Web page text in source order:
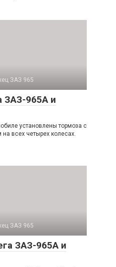
ЗАЗ 965
ЗАЗ-965А и
установлены тормоза с
всех четырех колесах.
ЗАЗ 965
ЗАЗ-965А и